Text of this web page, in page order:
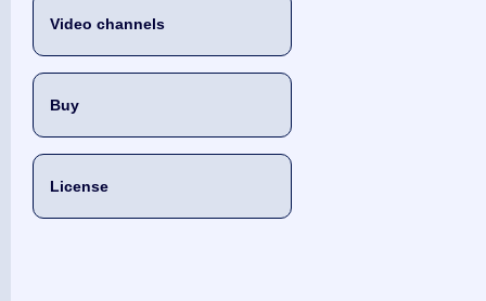
Video channels
Buy
License